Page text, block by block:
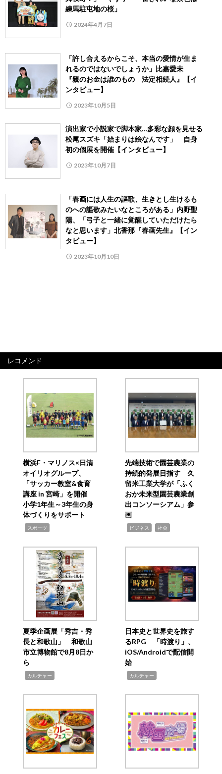
練馬駐屯地の桜」
2024年4月7日
「許し合えるからこそ、本当の愛情が生ま
れるのではないでしょうか」比嘉愛未
『親のお金は誰のもの 法定相続人』【イ
ンタビュー】
2023年10月5日
演出家で小説家で脚本家…多彩な顔を見せる
松尾スズキ「始まりは絵なんです」 自身
初の個展を開催【インタビュー】
2023年10月7日
「春画には人生の謳歌、生きとし生けるも
のへの謳歌みたいなところがある」内野聖
陽、「弓子と一緒に覚醒していただけたら
なと思います」北香那『春画先生』【イン
タビュー】
2023年10月10日
レコメンド
横浜F・マリノス×日清
オイリオグループ、
「サッカー教室&食育
講座 in 宮崎」を開催
小学1年生～3年生の身
体づくりをサポート
スポーツ
先端技術で園芸農業の
持続的発展目指す 久
留米工業大学が「ふく
おか未来型園芸農業創
出コンソーシアム」参
画
ビジネス 社会
夏季企画展「秀吉・秀
長と和歌山」 和歌山
市立博物館で8月8日か
ら
カルチャー
日本史と世界史を旅す
るRPG 「時渡り」、
iOS/Androidで配信開
始
カルチャー